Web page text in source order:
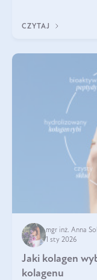
CZYTAJ
mgr inż. Anna
1 sty 2026
Jaki kolagen
kolagenu